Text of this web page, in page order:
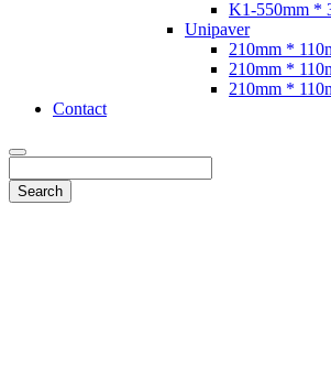
K1-550mm *
Unipaver
210mm *
210mm *
210mm *
Contact